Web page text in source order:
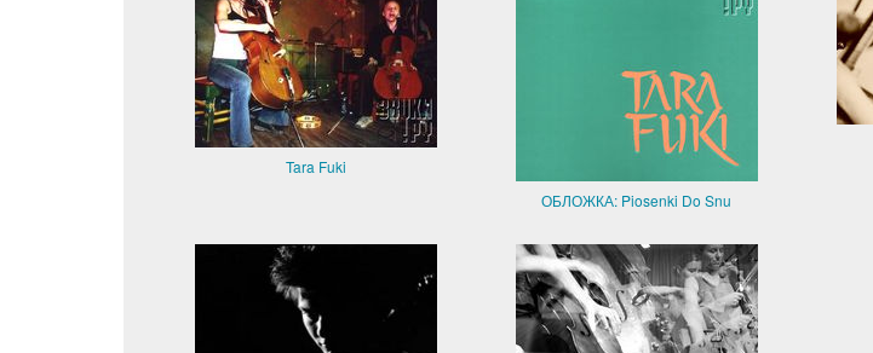
Tara Fuki
ОБЛОЖКА: Piosenki Do Snu